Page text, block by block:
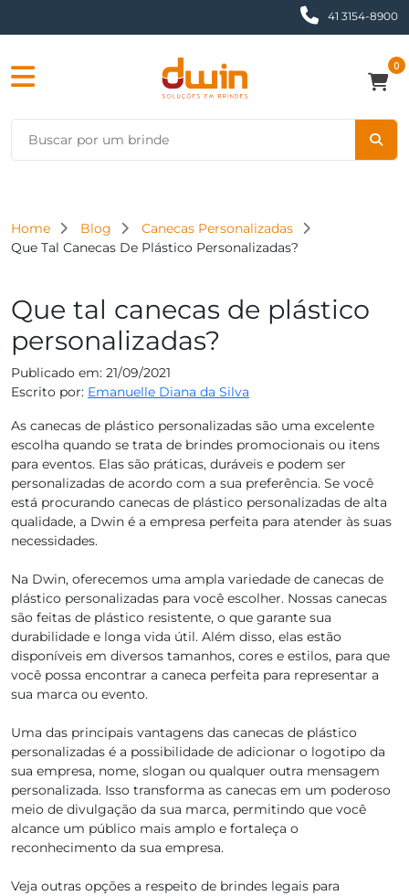
41 3154-8900
0
Home Blog
Canecas Personalizadas
Que Tal Canecas De Plástico Personalizadas?
Que tal canecas de plástico
personalizadas?
Publicado em: 21/09/2021
Escrito por: Emanuelle Diana da Silva
As canecas de plástico personalizadas são uma excelente
escolha quando se trata de brindes promocionais ou itens
para eventos. Elas são práticas, duráveis e podem ser
personalizadas de acordo com a sua preferência. Se você
está procurando canecas de plástico personalizadas de alta
qualidade, a Dwin é a empresa perfeita para atender às suas
necessidades.
Na Dwin, oferecemos uma ampla variedade de canecas de
plástico personalizadas para você escolher. Nossas canecas
são feitas de plástico resistente, o que garante sua
durabilidade e longa vida útil. Além disso, elas estão
disponíveis em diversos tamanhos, cores e estilos, para que
você possa encontrar a caneca perfeita para representar a
sua marca ou evento.
Uma das principais vantagens das canecas de plástico
personalizadas é a possibilidade de adicionar o logotipo da
sua empresa, nome, slogan ou qualquer outra mensagem
personalizada. Isso transforma as canecas em um poderoso
meio de divulgação da sua marca, permitindo que você
alcance um público mais amplo e fortaleça o
reconhecimento da sua empresa.
Veja outras opções a respeito de brindes legais para